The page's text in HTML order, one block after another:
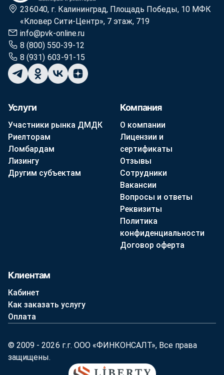
236040, г. Калининград, Площадь Победы, 10 МФК
«Кловер Сити-Центр», 7 этаж, 719
info@pvk-online.ru
8 (800) 550-39-12
8 (931) 603-91-15
Услуги
Участники рынка ДМДК
Риелторам
Ломбардам
Лизингу
Другим субъектам
Компания
О компании
Лицензии и
сертификаты
Отзывы
Сотрудники
Вакансии
Вопросы и ответы
Реквизиты
Политика
конфиденциальности
Договор оферта
Клиентам
Кабинет
Как заказать услугу
Оплата
© 2009 - 2026 г.г. ООО «ФИНКОНСАЛТ», Все права
защищены.